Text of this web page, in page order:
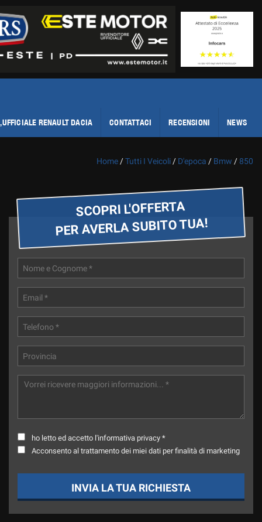
RENAULT DACIA CONTATTACI RECENSIONI NEWS
Home /Tutti I Veicoli / D'epoca / Bmw / 850
SCOPRI L'OFFERTA
PER AVERLA SUBITO TUA!
ho letto ed accetto l'informativa privacy *
Acconsento al trattamento dei miei dati per finalità di marketing
INVIA LA TUA RICHIESTA